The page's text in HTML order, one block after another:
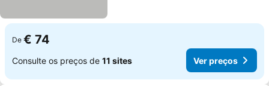
De € 74
Consulte os preços de 11 sites Ver preços